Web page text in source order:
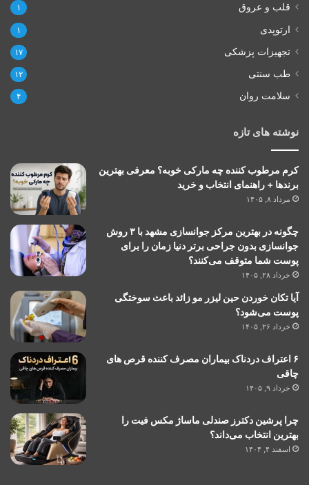
قلب و عروق ۱
ارتوپدی ۱
تجهیزات پزشکی ۱۷
طب سنتی ۱۲
سلامت روان ۴
نوشته های تازه
کرم مرطوب کننده چه مارکی خوبه؟ معرفی بهترین
برندها + راهنمای انتخاب و خرید
مرداد ۸, ۱۴۰۵
چگونه در بهترین مرکز جوانسازی مشهد با ۳ روش
جوانسازی بدون جراحی برتر دنیا زمان را برای
پوست شما متوقف می‌کنند؟
خرداد ۲۸, ۱۴۰۵
آیا تکان خوردن حین لیزر مو زائد باعث سوختگی
پوست می‌شود؟
خرداد ۲۶, ۱۴۰۵
۶ اعتراف دردناک بیماران مصرف کننده قرص های
چاقی
خرداد ۹, ۱۴۰۵
چرا پرشین دکترز صندلی ماساژ مکس فیت را
بهترین انتخاب می‌داند؟
اسفند ۴, ۱۴۰۴